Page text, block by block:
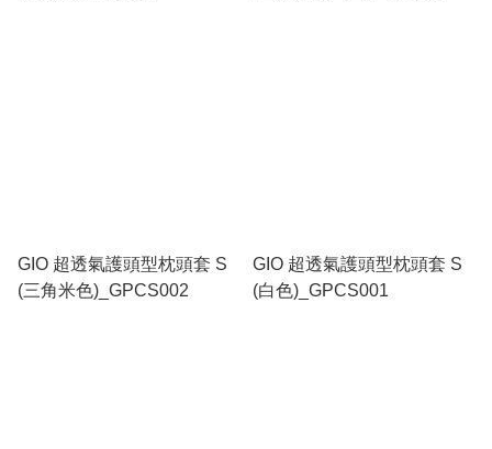
GIO 超透氣護頭型枕頭套 S
(三角米色)_GPCS002
GIO 超透氣護頭型枕頭套 S
(白色)_GPCS001